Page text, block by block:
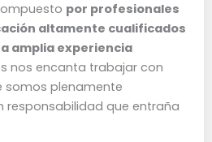
por profesionales
altamente cualificados
amplia experiencia
nos encanta trabajar con
somos plenamente
responsabilidad que entraña